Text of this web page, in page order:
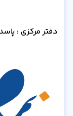
دفتر مرکزی :